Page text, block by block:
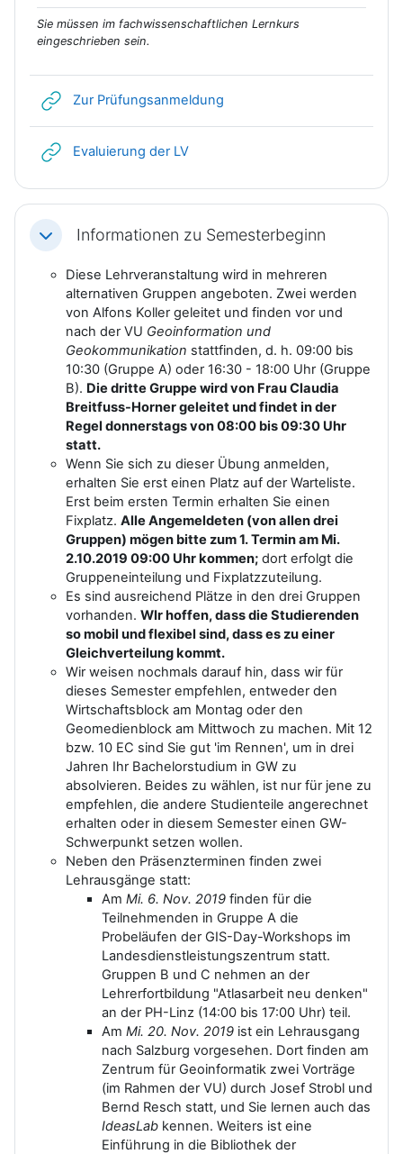
Sie müssen im fachwissenschaftlichen Lernkurs
eingeschrieben sein.
Zur Prüfungsanmeldung
Evaluierung der LVLink/URL
EinklappenInformationen zu Semesterbeginn
Diese Lehrveranstaltung wird in mehreren
alternativen Gruppen angeboten. Zwei werden
von Alfons Koller geleitet und finden vor und
nach der VU Geoinformation und
Geokommunikation stattfinden, d. h. 09:00 bis
10:30 (Gruppe A) oder 16:30 - 18:00 Uhr (Gruppe
B). Die dritte Gruppe wird von Frau Claudia
Breitfuss-Horner geleitet und findet in der
Regel donnerstags von 08:00 bis 09:30 Uhr
statt.
Wenn Sie sich zu dieser Übung anmelden,
erhalten Sie erst einen Platz auf der Warteliste.
Erst beim ersten Termin erhalten Sie einen
Fixplatz. Alle Angemeldeten (von allen drei
Gruppen) mögen bitte zum 1. Termin am Mi.
2.10.2019 09:00 Uhr kommen; dort erfolgt die
Gruppeneinteilung und Fixplatzzuteilung.
Es sind ausreichend Plätze in den drei Gruppen
vorhanden. WIr hoffen, dass die Studierenden
so mobil und flexibel sind, dass es zu einer
Gleichverteilung kommt.
Wir weisen nochmals darauf hin, dass wir für
dieses Semester empfehlen, entweder den
Wirtschaftsblock am Montag oder den
Geomedienblock am Mittwoch zu machen. Mit 12
bzw. 10 EC sind Sie gut 'im Rennen', um in drei
Jahren Ihr Bachelorstudium in GW zu
absolvieren. Beides zu wählen, ist nur für jene zu
empfehlen, die andere Studienteile angerechnet
erhalten oder in diesem Semester einen GW-
Schwerpunkt setzen wollen.
Neben den Präsenzterminen finden zwei
Lehrausgänge statt:
Am Mi. 6. Nov. 2019 finden für die
Teilnehmenden in Gruppe A die
Probeläufen der GIS-Day-Workshops im
Landesdienstleistungszentrum statt.
Gruppen B und C nehmen an der
Lehrerfortbildung "Atlasarbeit neu denken"
an der PH-Linz (14:00 bis 17:00 Uhr) teil.
Am Mi. 20. Nov. 2019 ist ein Lehrausgang
nach Salzburg vorgesehen. Dort finden am
Zentrum für Geoinformatik zwei Vorträge
(im Rahmen der VU) durch Josef Strobl und
Bernd Resch statt, und Sie lernen auch das
IdeasLab kennen. Weiters ist eine
Einführung in die Bibliothek der